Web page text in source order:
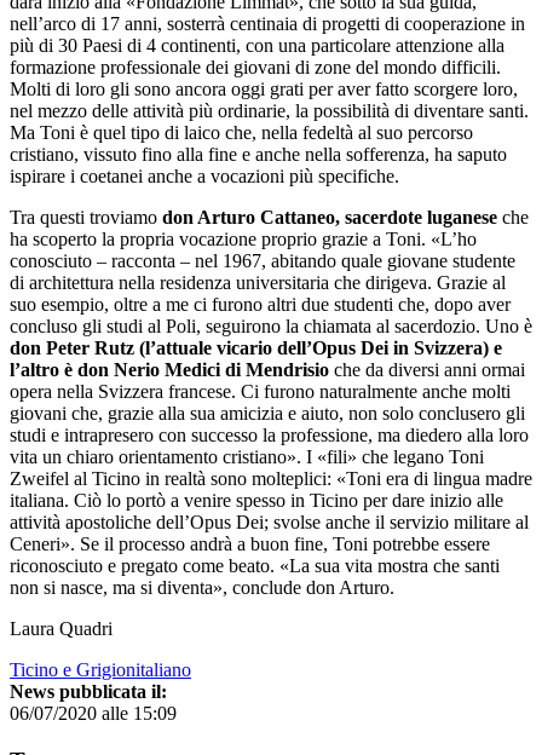
nell’arco di 17 anni, sosterrà centinaia di progetti di cooperazione in
più di 30 Paesi di 4 continenti, con una particolare attenzione alla
formazione professionale dei giovani di zone del mondo difficili.
Molti di loro gli sono ancora oggi grati per aver fatto scorgere loro,
nel mezzo delle attività più ordinarie, la possibilità di diventare santi.
Ma Toni è quel tipo di laico che, nella fedeltà al suo percorso
cristiano, vissuto fino alla fine e anche nella sofferenza, ha saputo
ispirare i coetanei anche a vocazioni più specifiche.
Tra questi troviamo don Arturo Cattaneo, sacerdote luganese che
ha scoperto la propria vocazione proprio grazie a Toni. «L’ho
conosciuto – racconta – nel 1967, abitando quale giovane studente
di architettura nella residenza universitaria che dirigeva. Grazie al
suo esempio, oltre a me ci furono altri due studenti che, dopo aver
concluso gli studi al Poli, seguirono la chiamata al sacerdozio. Uno è
don Peter Rutz (l’attuale vicario dell’Opus Dei in Svizzera) e
l’altro è don Nerio Medici di Mendrisio che da diversi anni ormai
opera nella Svizzera francese. Ci furono naturalmente anche molti
giovani che, grazie alla sua amicizia e aiuto, non solo conclusero gli
studi e intrapresero con successo la professione, ma diedero alla loro
vita un chiaro orientamento cristiano». I «fili» che legano Toni
Zweifel al Ticino in realtà sono molteplici: «Toni era di lingua madre
italiana. Ciò lo portò a venire spesso in Ticino per dare inizio alle
attività apostoliche dell’Opus Dei; svolse anche il servizio militare al
Ceneri». Se il processo andrà a buon fine, Toni potrebbe essere
riconosciuto e pregato come beato. «La sua vita mostra che santi
non si nasce, ma si diventa», conclude don Arturo.
Laura Quadri
Ticino e Grigionitaliano
News pubblicata il:
06/07/2020 alle 15:09